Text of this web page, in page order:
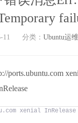
11 分类： Ubuntu运维
xenial InRelease